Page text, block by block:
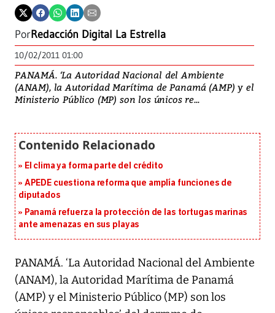
PorRedacción Digital La Estrella
10/02/2011 01:00
PANAMÁ. ‘La Autoridad Nacional del Ambiente
(ANAM), la Autoridad Marítima de Panamá (AMP) y el
Ministerio Público (MP) son los únicos re...
El clima ya forma parte del crédito
APEDE cuestiona reforma que amplía funciones de
diputados
Panamá refuerza la protección de las tortugas marinas
ante amenazas en sus playas
PANAMÁ. ‘La Autoridad Nacional del Ambiente
(ANAM), la Autoridad Marítima de Panamá
(AMP) y el Ministerio Público (MP) son los